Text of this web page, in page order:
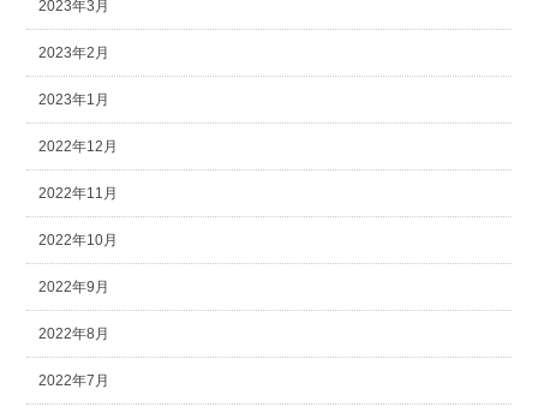
2023年3月
2023年2月
2023年1月
2022年12月
2022年11月
2022年10月
2022年9月
2022年8月
2022年7月